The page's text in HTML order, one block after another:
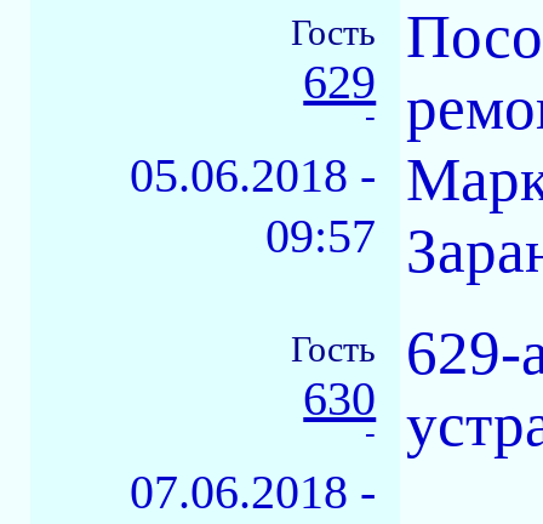
Гость
629
-
05.06.2018 -
09:57
Гость
630
-
07.06.2018 -
629-